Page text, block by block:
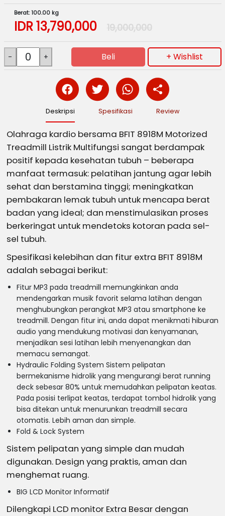
Berat: 100.00 kg
IDR13,790,000 19,000,000
Beli + Wishlist
Deskripsi Spesifikasi Review
Olahraga kardio bersama BFIT 8918M Motorized
Treadmill Listrik Multifungsi sangat berdampak
positif kepada kesehatan tubuh – beberapa
manfaat termasuk: pelatihan jantung agar lebih
sehat dan berstamina tinggi; meningkatkan
pembakaran lemak tubuh untuk mencapa berat
badan yang ideal; dan menstimulasikan proses
berkeringat untuk mendetoks kotoran pada sel-
sel tubuh.
Spesifikasi kelebihan dan fitur extra BFIT 8918M
adalah sebagai berikut:
Fitur MP3 pada treadmill memungkinkan anda
mendengarkan musik favorit selama latihan dengan
menghubungkan perangkat MP3 atau smartphone ke
treadmill. Dengan fitur ini, anda dapat menikmati hiburan
audio yang mendukung motivasi dan kenyamanan,
menjadikan sesi latihan lebih menyenangkan dan
memacu semangat.
Hydraulic Folding System Sistem pelipatan
bermekanisme hidrolik yang mengurangi berat running
deck sebesar 80% untuk memudahkan pelipatan keatas.
Pada posisi terlipat keatas, terdapat tombol hidrolik yang
bisa ditekan untuk menurunkan treadmill secara
otomatis. Lebih aman dan simple.
Fold & Lock System
Sistem pelipatan yang simple dan mudah
digunakan. Design yang praktis, aman dan
menghemat ruang.
BIG LCD Monitor Informatif
Dilengkapi LCD monitor Extra Besar dengan